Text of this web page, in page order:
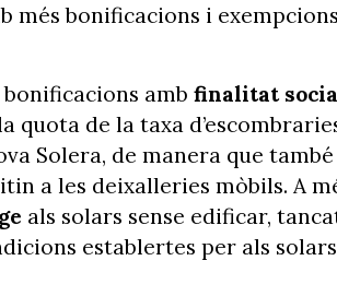
més bonificacions i exempcions
amb finalitat
quota de la taxa
Solera, de manera que també
a les deixalleries mòbils. A
als solars sense edificar,
establertes per als solars